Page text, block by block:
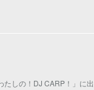
しの！DJ CARP！」に